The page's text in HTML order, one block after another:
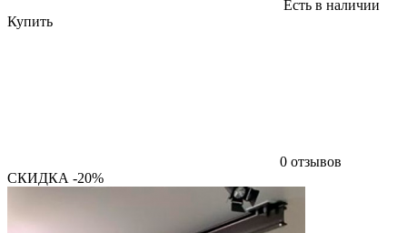
Есть в наличии
Купить
0 отзывов
СКИДКА -20%